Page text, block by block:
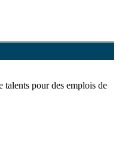
talents pour des emplois de